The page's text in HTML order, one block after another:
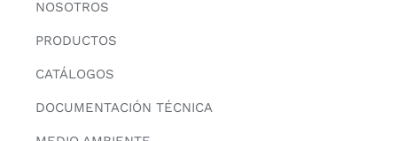
NOSOTROS
PRODUCTOS
CATÁLOGOS
DOCUMENTACIÓN TÉCNICA